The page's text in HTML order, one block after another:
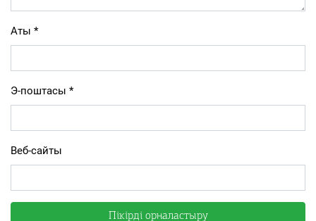
Аты *
Э-поштасы *
Веб-сайты